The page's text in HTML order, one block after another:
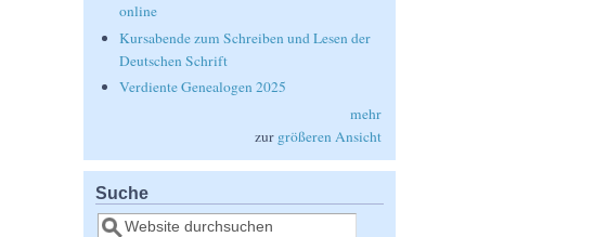
online
Kursabende zum Schreiben und Lesen der
Deutschen Schrift
Verdiente Genealogen 2025
mehr
zur größeren Ansicht
Suche
Suche